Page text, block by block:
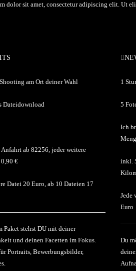
dolor sit amet, consectetur adipiscing elit. Ut
am Ort deiner Wahl
Dateidownload
ab 82256, jeder weitere
€
Datei 20 Euro, ab 10 Dateien 17
Paket stehst DU mit deiner
und deinen Facetten im Fokus.
Portraits, Bewerbungsbilder,
1
5
Ich
inkl.
Jede
Euro
Du